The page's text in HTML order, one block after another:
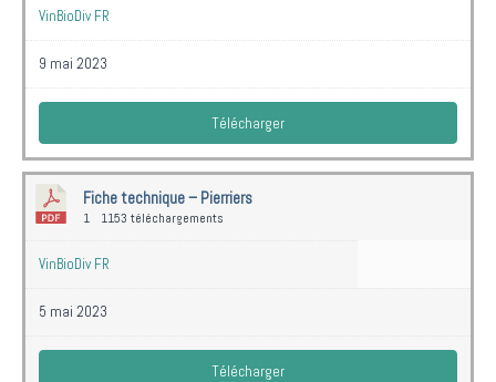
VinBioDiv FR
9 mai 2023
Télécharger
Fiche technique – Pierriers
1 1153 téléchargements
VinBioDiv FR
5 mai 2023
Télécharger